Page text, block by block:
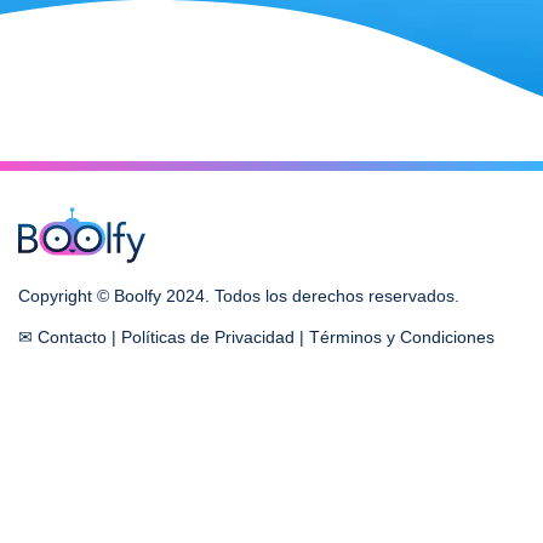
Copyright © Boolfy 2024. Todos los derechos reservados.
✉ Contacto | Políticas de Privacidad | Términos y Condiciones